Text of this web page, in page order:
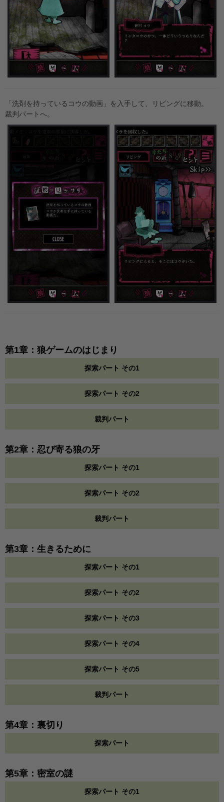
「洗剤を持っているコウの動画」を入手して、リビングに移動。
裁判パートへ。
第1章：狼ゲームのはじまり
探索パート その1
探索パート その2
裁判パート
第2章：忍び寄る狼の牙
探索パート その1
探索パート その2
裁判パート
第3章：生きるために
探索パート その1
探索パート その2
探索パート その3
探索パート その4
探索パート その5
裁判パート
第4章：裏切り
探索パート
第5章：密室の謎
探索パート その1